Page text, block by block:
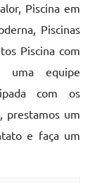
Piscina em
Piscinas
Piscina com
uma equipe
com os
prestamos um
e faça um